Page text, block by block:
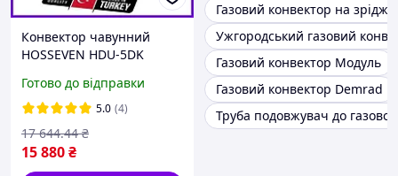
Конвектор чавунний
HOSSEVEN HDU-5DK
газовий настінний
Турецький Хоссевен з
автоматикою ЄвроСіт
Італія
Готово до відправки
5.0 (4)
15 880₴
17 644.44 ₴
Газовий конвектор на
Ужгородський газовий
Газовий конвектор Модуль
Газовий конвектор Demrad
Труба подовжувач до